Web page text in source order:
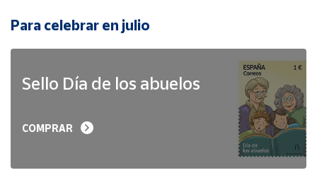
Para celebrar en julio
Sello Día de los abuelos
COMPRAR